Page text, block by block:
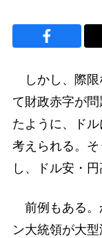
しかし、際限
て財政赤字が
たように、ド
考えられる。
し、ドル安・
前例もある。
ン大統領が大